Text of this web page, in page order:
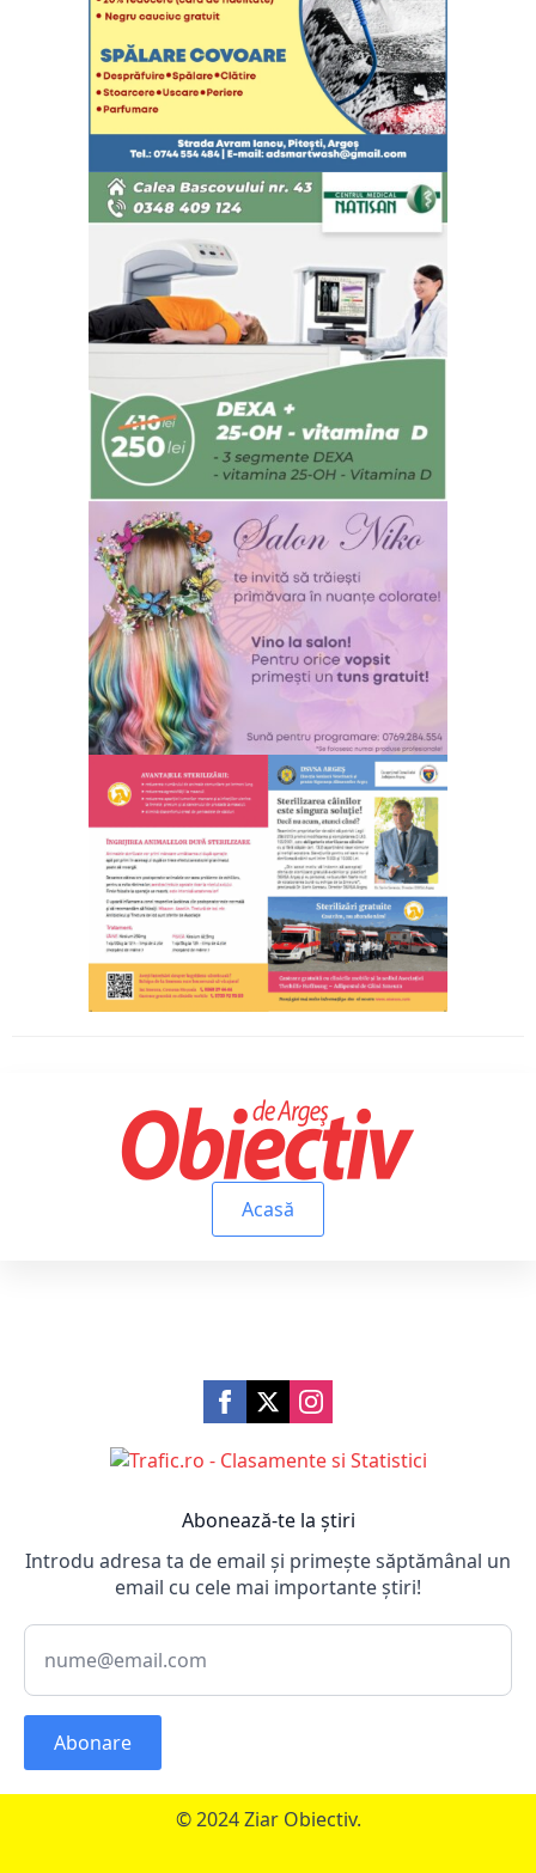
Acasă
Abonează-te la știri
Introdu adresa ta de email și primește săptămânal un
email cu cele mai importante știri!
Abonare
© 2024 Ziar Obiectiv.